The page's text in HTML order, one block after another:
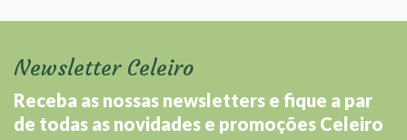
Newsletter Celeiro
Receba as nossas newsletters e fique a par
de todas as novidades e promoções Celeiro